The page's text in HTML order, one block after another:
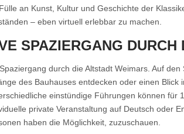
an Kunst, Kultur und Geschichte der
– eben virtuell erlebbar zu machen.
SPAZIERGANG DURCH
durch die Altstadt Weimars. Auf
des Bauhauses entdecken oder einen Blick
einstündige Führungen können für
private Veranstaltung auf Deutsch oder
haben die Möglichkeit, zuzuschauen.